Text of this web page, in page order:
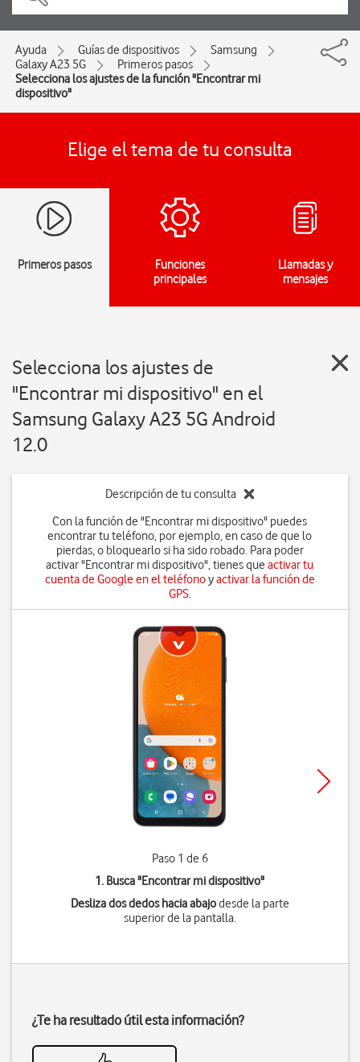
Ayuda Guías de dispositivos
Samsung
Galaxy A23 5G
Primeros pasos
Selecciona los ajustes de la función "Encontrar mi
dispositivo"
Elige el tema de tu consulta
Primeros pasos
Funciones
principales
Llamadas y
mensajes
Selecciona los ajustes de
"Encontrar mi dispositivo" en el
Samsung Galaxy A23 5G Android
12.0
Descripción de tu consulta
Con la función de "Encontrar mi dispositivo" puedes
encontrar tu teléfono, por ejemplo, en caso de que lo
pierdas, o bloquearlo si ha sido robado. Para poder
activar "Encontrar mi dispositivo", tienes queactivar tu
cuenta de Google en el teléfonoyactivar la función de
GPS.
Paso 1 de 6
1. Busca "Encontrar mi dispositivo"
Desliza dos dedos hacia abajodesde la parte
superior de la pantalla.
¿Te ha resultado útil esta información?